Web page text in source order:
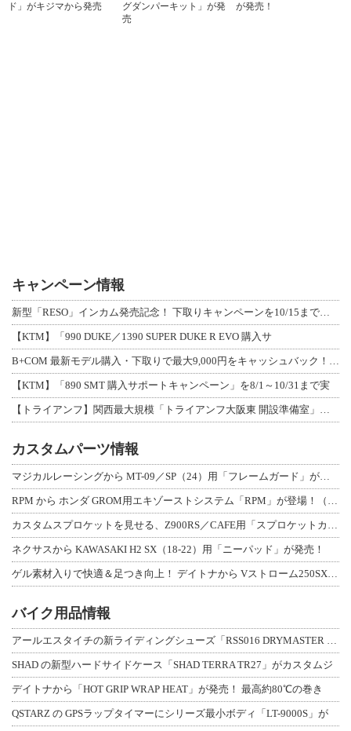
ド」がキジマから発売
グダンパーキット」が発
売
が発売！
キャンペーン情報
新型「RESO」インカム発売記念！ 下取りキャンペーンを10/15まで延長して開
【KTM】「990 DUKE／1390 SUPER DUKE R EVO 購入サ
B+COM 最新モデル購入・下取りで最大9,000円をキャッシュバック！「B+F
【KTM】「890 SMT 購入サポートキャンペーン」を8/1～10/31まで実
【トライアンフ】関西最大規模「トライアンフ大阪東 開設準備室」がオープン！ 限定
カスタムパーツ情報
マジカルレーシングから MT-09／SP（24）用「フレームガード」が登場！
RPM から ホンダ GROM用エキゾーストシステム「RPM」が登場！（動画あり
カスタムスプロケットを見せる、Z900RS／CAFE用「スプロケットカバーフルキ
ネクサスから KAWASAKI H2 SX（18-22）用「ニーパッド」が発売！
ゲル素材入りで快適＆足つき向上！ デイトナから Vストローム250SX用「快適ロ
バイク用品情報
アールエスタイチの新ライディングシューズ「RSS016 DRYMASTER スト
SHAD の新型ハードサイドケース「SHAD TERRA TR27」がカスタムジ
デイトナから「HOT GRIP WRAP HEAT」が発売！ 最高約80℃の巻き
QSTARZ の GPSラップタイマーにシリーズ最小ボディ「LT-9000S」が